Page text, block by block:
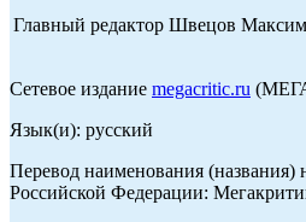
Главный редактор Швецов
Сетевое издание megacritic.ru
Язык(и): русский
Перевод наименования (названия)
Российской Федерации: